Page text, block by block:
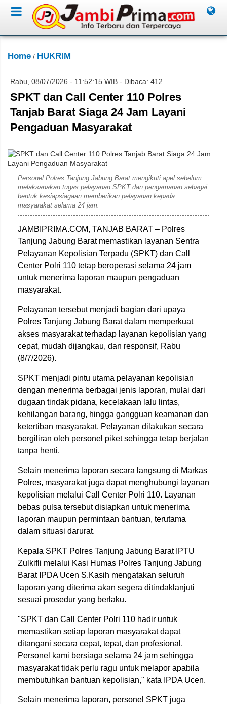
Home / HUKRIM
Rabu, 08/07/2026 - 11:52:15 WIB - Dibaca: 412
SPKT dan Call Center 110 Polres
Tanjab Barat Siaga 24 Jam Layani
Pengaduan Masyarakat
Personel Polres Tanjung Jabung Barat mengikuti apel sebelum
melaksanakan tugas pelayanan SPKT dan pengamanan sebagai
bentuk kesiapsiagaan memberikan pelayanan kepada
masyarakat selama 24 jam.
JAMBIPRIMA.COM, TANJAB BARAT – Polres
Tanjung Jabung Barat memastikan layanan Sentra
Pelayanan Kepolisian Terpadu (SPKT) dan Call
Center Polri 110 tetap beroperasi selama 24 jam
untuk menerima laporan maupun pengaduan
masyarakat.
Pelayanan tersebut menjadi bagian dari upaya
Polres Tanjung Jabung Barat dalam memperkuat
akses masyarakat terhadap layanan kepolisian yang
cepat, mudah dijangkau, dan responsif, Rabu
(8/7/2026).
SPKT menjadi pintu utama pelayanan kepolisian
dengan menerima berbagai jenis laporan, mulai dari
dugaan tindak pidana, kecelakaan lalu lintas,
kehilangan barang, hingga gangguan keamanan dan
ketertiban masyarakat. Pelayanan dilakukan secara
bergiliran oleh personel piket sehingga tetap berjalan
tanpa henti.
Selain menerima laporan secara langsung di Markas
Polres, masyarakat juga dapat menghubungi layanan
kepolisian melalui Call Center Polri 110. Layanan
bebas pulsa tersebut disiapkan untuk menerima
laporan maupun permintaan bantuan, terutama
dalam situasi darurat.
Kepala SPKT Polres Tanjung Jabung Barat IPTU
Zulkifli melalui Kasi Humas Polres Tanjung Jabung
Barat IPDA Ucen S.Kasih mengatakan seluruh
laporan yang diterima akan segera ditindaklanjuti
sesuai prosedur yang berlaku.
"SPKT dan Call Center Polri 110 hadir untuk
memastikan setiap laporan masyarakat dapat
ditangani secara cepat, tepat, dan profesional.
Personel kami bersiaga selama 24 jam sehingga
masyarakat tidak perlu ragu untuk melapor apabila
membutuhkan bantuan kepolisian," kata IPDA Ucen.
Selain menerima laporan, personel SPKT juga